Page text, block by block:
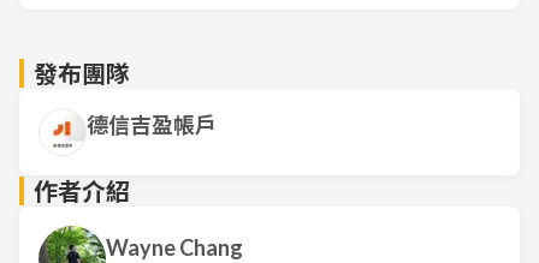
發布團隊
德信吉盈帳戶
作者介紹
Wayne Chang